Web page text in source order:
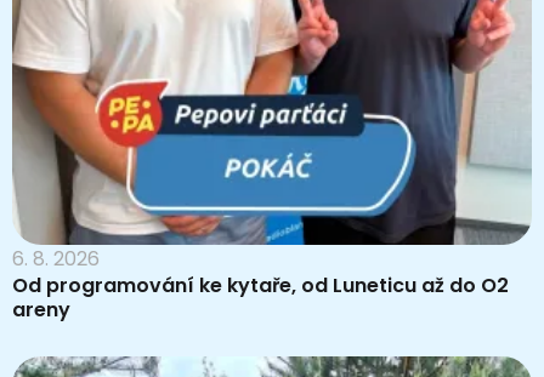
6. 8. 2026
Od programování ke kytaře, od Luneticu až do O2
areny